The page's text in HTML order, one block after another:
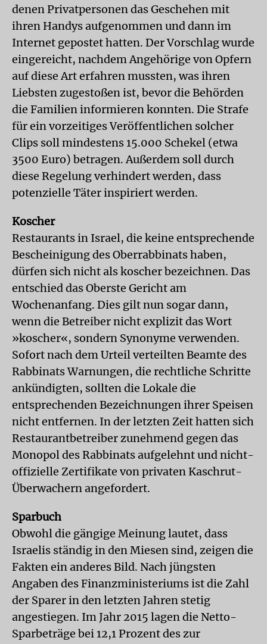
denen Privatpersonen das Geschehen mit
ihren Handys aufgenommen und dann im
Internet gepostet hatten. Der Vorschlag wurde
eingereicht, nachdem Angehörige von Opfern
auf diese Art erfahren mussten, was ihren
Liebsten zugestoßen ist, bevor die Behörden
die Familien informieren konnten. Die Strafe
für ein vorzeitiges Veröffentlichen solcher
Clips soll mindestens 15.000 Schekel (etwa
3500 Euro) betragen. Außerdem soll durch
diese Regelung verhindert werden, dass
potenzielle Täter inspiriert werden.
Koscher
Restaurants in Israel, die keine entsprechende
Bescheinigung des Oberrabbinats haben,
dürfen sich nicht als koscher bezeichnen. Das
entschied das Oberste Gericht am
Wochenanfang. Dies gilt nun sogar dann,
wenn die Betreiber nicht explizit das Wort
»koscher«, sondern Synonyme verwenden.
Sofort nach dem Urteil verteilten Beamte des
Rabbinats Warnungen, die rechtliche Schritte
ankündigten, sollten die Lokale die
entsprechenden Bezeichnungen ihrer Speisen
nicht entfernen. In der letzten Zeit hatten sich
Restaurantbetreiber zunehmend gegen das
Monopol des Rabbinats aufgelehnt und nicht-
offizielle Zertifikate von privaten Kaschrut-
Überwachern angefordert.
Sparbuch
Obwohl die gängige Meinung lautet, dass
Israelis ständig in den Miesen sind, zeigen die
Fakten ein anderes Bild. Nach jüngsten
Angaben des Finanzministeriums ist die Zahl
der Sparer in den letzten Jahren stetig
angestiegen. Im Jahr 2015 lagen die Netto-
Sparbeträge bei 12,1 Prozent des zur